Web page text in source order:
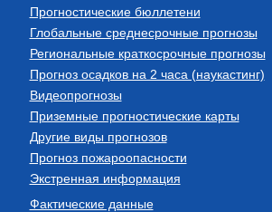
Прогностические бюллетени
Глобальные среднесрочные прогнозы
Региональные краткосрочные прогнозы
Прогноз осадков на 2 часа (наукастинг)
Видеопрогнозы
Приземные прогностические карты
Другие виды прогнозов
Прогноз пожароопасности
Экстренная информация
Фактические данные